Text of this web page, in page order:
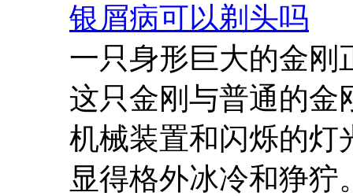
银屑病可以剃头吗
一只身形巨大的金刚
这只金刚与普通的金
机械装置和闪烁的灯
显得格外冰冷和狰狞